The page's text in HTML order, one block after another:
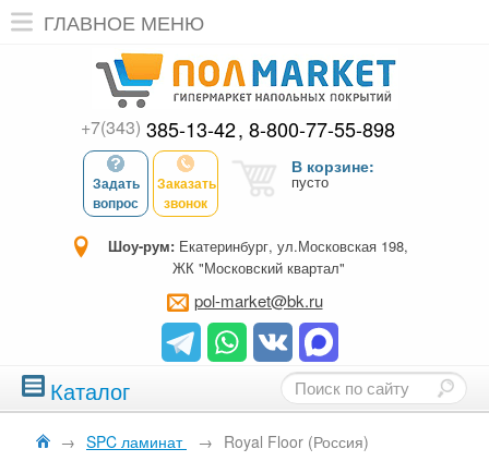
ГЛАВНОЕ МЕНЮ
+7(343) 385-13-42 8-800-77-55-898
Задать
вопрос
Заказать
звонок
В корзине:
пусто
Шоу-рум: Екатеринбург, ул.Московская 198,
ЖК "Московский квартал"
pol-market@bk.ru
Каталог
→ SPC ламинат → Royal Floor (Россия)